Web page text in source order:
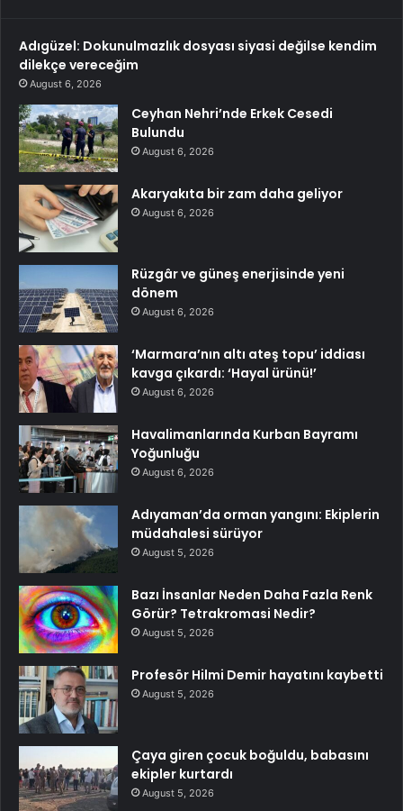
Adıgüzel: Dokunulmazlık dosyası siyasi değilse kendim
dilekçe vereceğim
August 6, 2026
Ceyhan Nehri’nde Erkek Cesedi
Bulundu
August 6, 2026
Akaryakıta bir zam daha geliyor
August 6, 2026
Rüzgâr ve güneş enerjisinde yeni
dönem
August 6, 2026
‘Marmara’nın altı ateş topu’ iddiası
kavga çıkardı: ‘Hayal ürünü!’
August 6, 2026
Havalimanlarında Kurban Bayramı
Yoğunluğu
August 6, 2026
Adıyaman’da orman yangını: Ekiplerin
müdahalesi sürüyor
August 5, 2026
Bazı İnsanlar Neden Daha Fazla Renk
Görür? Tetrakromasi Nedir?
August 5, 2026
Profesör Hilmi Demir hayatını kaybetti
August 5, 2026
Çaya giren çocuk boğuldu, babasını
ekipler kurtardı
August 5, 2026